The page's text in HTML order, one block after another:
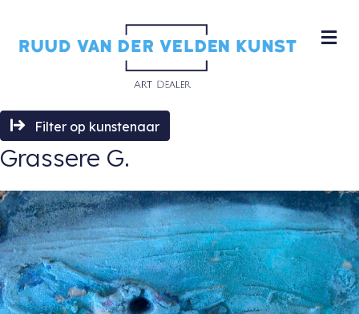
Filter op kunstenaar
Grassere G.